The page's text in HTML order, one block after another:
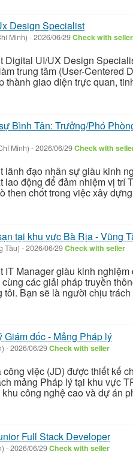
Design Specialist
Minh) -2026/06/29Check with seller
Digital UI/UX Design
trung tâm (User-Centered
thành giao diện trực quan,
Bình Tân: Trưởng/Phó
Minh) -2026/06/29Check with
lãnh đạo nhân sự giàu kinh
lao động để đảm nhiệm vị trí
then chốt trong việc xây
tại khu vực Bà Rịa - Vũng
Tàu) -2026/06/29Check with seller
IT Manager giàu kinh
các giải pháp truyền
Bạn sẽ là người chịu
đốc - Mảng Pháp lý
-2026/06/29Check with seller
việc (JD) được thiết kế
mảng Pháp lý tại khu vực
công nghệ cao và dự án
Full Stack Developer
-2026/06/29Check with seller